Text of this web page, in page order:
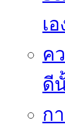
เอ
ค
ดี
ก